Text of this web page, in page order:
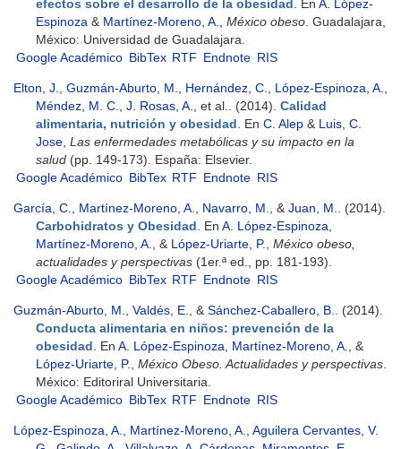
efectos sobre el desarrollo de la obesidad . En A. López-
Espinoza & Martínez-Moreno, A. México obeso . Guadalajara,
México: Universidad de Guadalajara.
Google Académico BibTex RTF Endnote RIS
Elton, J. Guzmán-Aburto, M. Hernández, C. López-Espinoza, A.
Méndez, M. C.
J. Rosas, A. , et al. . (2014). Calidad
alimentaria, nutrición y obesidad . En C. Alep & Luis, C.
Jose Las enfermedades metabólicas y su impacto en la
salud (pp. 149-173). España: Elsevier.
Google Académico BibTex RTF Endnote RIS
García, C. Martínez-Moreno, A. Navarro, M. , & Juan, M.
. (2014).
Carbohidratos y Obesidad . En A. López-Espinoza
Martínez-Moreno, A.
, & López-Uriarte, P.
México obeso,
actualidades y perspectivas (1er.ª ed., pp. 181-193).
Google Académico BibTex RTF Endnote RIS
Guzmán-Aburto, M. Valdés, E. , & Sánchez-Caballero, B.
. (2014).
Conducta alimentaria en niños: prevención de la
obesidad . En A. López-Espinoza Martínez-Moreno, A.
, &
López-Uriarte, P.
México Obeso. Actualidades y perspectivas
México: Editoriral Universitaria.
Google Académico BibTex RTF Endnote RIS
López-Espinoza, A. Martínez-Moreno, A.
Aguilera Cervantes, V.